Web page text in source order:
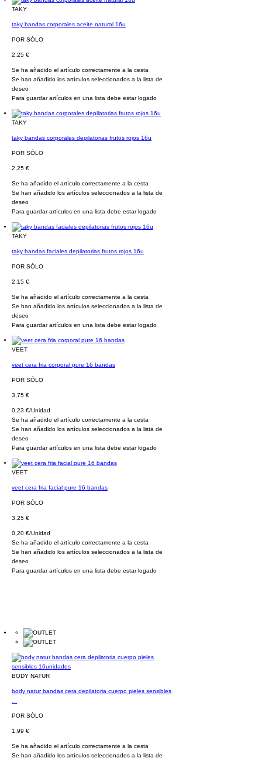
TAKY
taky bandas corporales aceite natural 16u
POR SÓLO
2,25 €
Se ha añadido el artículo correctamente a la cesta
Se han añadido los artículos seleccionados a la lista de
deseo
Para guardar artículos en una lista debe estar logado
TAKY
taky bandas corporales depilatorias frutos rojos 16u
POR SÓLO
2,25 €
Se ha añadido el artículo correctamente a la cesta
Se han añadido los artículos seleccionados a la lista de
deseo
Para guardar artículos en una lista debe estar logado
TAKY
taky bandas faciales depilatorias frutos rojos 16u
POR SÓLO
2,15 €
Se ha añadido el artículo correctamente a la cesta
Se han añadido los artículos seleccionados a la lista de
deseo
Para guardar artículos en una lista debe estar logado
VEET
veet cera fria corporal pure 16 bandas
POR SÓLO
3,75 €
0,23 €/Unidad
Se ha añadido el artículo correctamente a la cesta
Se han añadido los artículos seleccionados a la lista de
deseo
Para guardar artículos en una lista debe estar logado
VEET
veet cera fria facial pure 16 bandas
POR SÓLO
3,25 €
0,20 €/Unidad
Se ha añadido el artículo correctamente a la cesta
Se han añadido los artículos seleccionados a la lista de
deseo
Para guardar artículos en una lista debe estar logado
BODY NATUR
body natur bandas cera depilatoria cuerpo pieles sensibles
POR SÓLO
1,99 €
Se ha añadido el artículo correctamente a la cesta
Se han añadido los artículos seleccionados a la lista de